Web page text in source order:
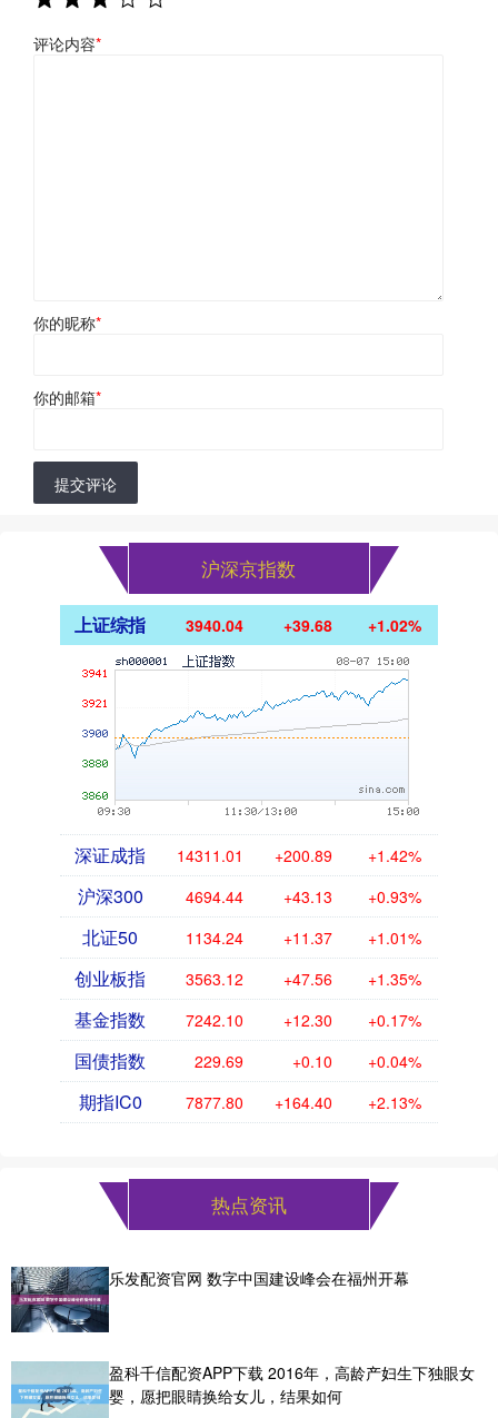
评论内容*
你的昵称*
你的邮箱*
提交评论
沪深京指数
上证综指 3940.04 +39.68 +1.02%
深证成指 14311.01 +200.89 +1.42%
沪深300 4694.44 +43.13 +0.93%
北证50 1134.24 +11.37 +1.01%
创业板指 3563.12 +47.56 +1.35%
基金指数 7242.10 +12.30 +0.17%
国债指数 229.69 +0.10 +0.04%
期指IC0 7877.80 +164.40 +2.13%
热点资讯
乐发配资官网 数字中国建设峰会在福州开幕
盈科千信配资APP下载 2016年，高龄产妇生下独眼女
婴，愿把眼睛换给女儿，结果如何